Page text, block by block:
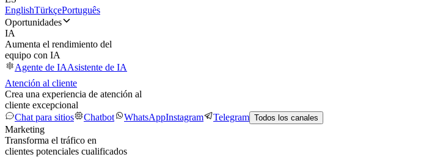
EnglishTürkçePortuguês
Oportunidades
IA
Aumenta el rendimiento del
equipo con IA
Agente de IAAsistente de IA
Atención al cliente
Crea una experiencia de atención al
cliente excepcional
Chat para sitios
Chatbot WhatsAppInstagram Telegram Todos los canales
Marketing
Transforma el tráfico en
clientes potenciales cualificados